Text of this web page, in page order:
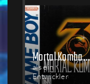
Mortal Kombat 3
als ein
Entwickler